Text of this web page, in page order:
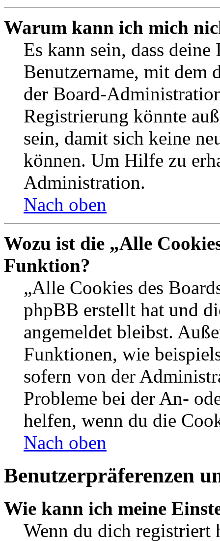
Warum kann ich mich
Es kann sein, dass
Benutzername, mit dem
der Board-
Registrierung könnte
sein, damit sich keine
können. Um Hilfe zu
Administration.
Nach oben
Wozu ist die „Alle
Funktion?
„Alle Cookies des
phpBB erstellt hat und
angemeldet bleibst.
Funktionen, wie
sofern von der
Probleme bei der An-
helfen, wenn du die
Nach oben
Benutzerpräferenzen
Wie kann ich meine
Wenn du dich registriert